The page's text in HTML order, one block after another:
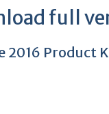
full
2016 Product